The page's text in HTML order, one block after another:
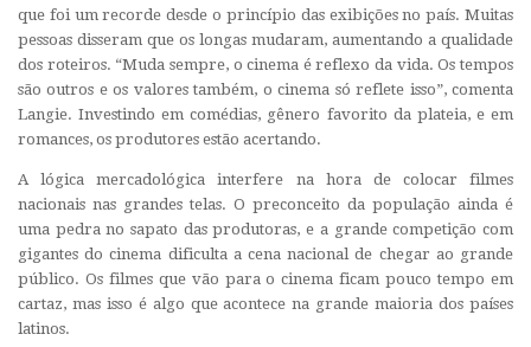
que foi um recorde desde o princípio das exibições no país. Muitas
pessoas disseram que os longas mudaram, aumentando a qualidade
dos roteiros. “Muda sempre, o cinema é reflexo da vida. Os tempos
são outros e os valores também, o cinema só reflete isso”, comenta
Langie. Investindo em comédias, gênero favorito da plateia, e em
romances, os produtores estão acertando.
A lógica mercadológica interfere na hora de colocar filmes
nacionais nas grandes telas. O preconceito da população ainda é
uma pedra no sapato das produtoras, e a grande competição com
gigantes do cinema dificulta a cena nacional de chegar ao grande
público. Os filmes que vão para o cinema ficam pouco tempo em
cartaz, mas isso é algo que acontece na grande maioria dos países
latinos.